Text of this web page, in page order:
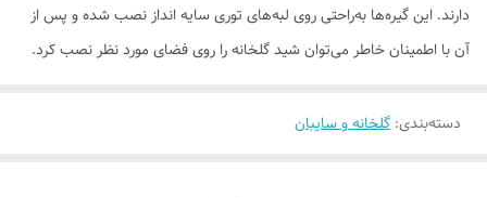
دارند. این گیره‌ها به‌راحتی روی لبه‌های توری سایه انداز نصب شده و پس از
آن با اطمینان خاطر می‌توان شید گلخانه را روی فضای مورد نظر نصب کرد.
دسته‌بندی: گلخانه و سایبان